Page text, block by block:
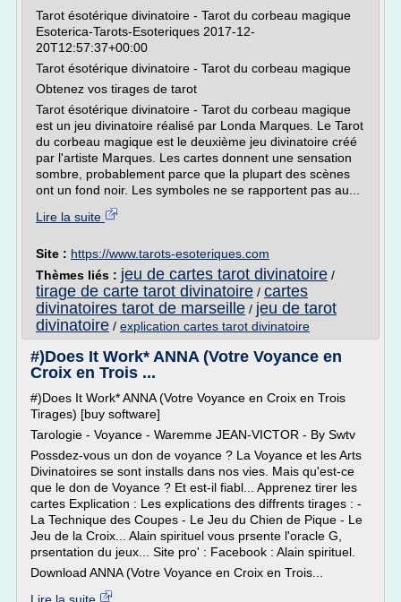
Tarot ésotérique divinatoire - Tarot du corbeau magique
Esoterica-Tarots-Esoteriques 2017-12-
20T12:57:37+00:00
Tarot ésotérique divinatoire - Tarot du corbeau magique
Obtenez vos tirages de tarot
Tarot ésotérique divinatoire - Tarot du corbeau magique
est un jeu divinatoire réalisé par Londa Marques. Le Tarot
du corbeau magique est le deuxième jeu divinatoire créé
par l'artiste Marques. Les cartes donnent une sensation
sombre, probablement parce que la plupart des scènes
ont un fond noir. Les symboles ne se rapportent pas au...
Lire la suite
Site : https://www.tarots-esoteriques.com
Thèmes liés : jeu de cartes tarot divinatoire /
tirage de carte tarot divinatoire / cartes
divinatoires tarot de marseille / jeu de tarot
divinatoire / explication cartes tarot divinatoire
#)Does It Work* ANNA (Votre Voyance en
Croix en Trois ...
#)Does It Work* ANNA (Votre Voyance en Croix en Trois
Tirages) [buy software]
Tarologie - Voyance - Waremme JEAN-VICTOR - By Swtv
Possdez-vous un don de voyance ? La Voyance et les Arts
Divinatoires se sont installs dans nos vies. Mais qu'est-ce
que le don de Voyance ? Et est-il fiabl... Apprenez tirer les
cartes Explication : Les explications des diffrents tirages : -
La Technique des Coupes - Le Jeu du Chien de Pique - Le
Jeu de la Croix... Alain spirituel vous prsente l'oracle G,
prsentation du jeux... Site pro' : Facebook : Alain spirituel.
Download ANNA (Votre Voyance en Croix en Trois...